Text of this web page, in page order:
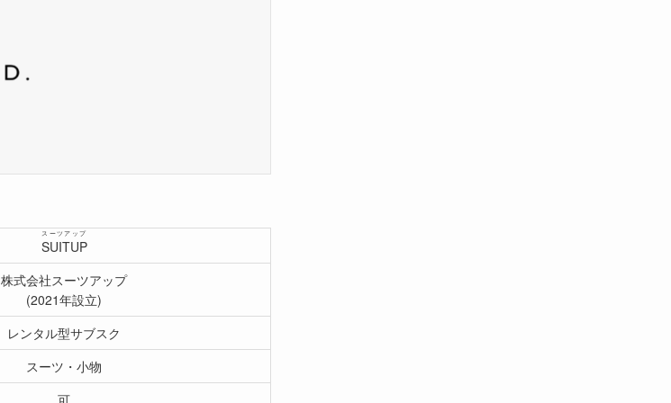
SUITUP
スーツアップ
株式会社スーツアップ
(2021年設立)
レンタル型サブスク
スーツ・小物
可